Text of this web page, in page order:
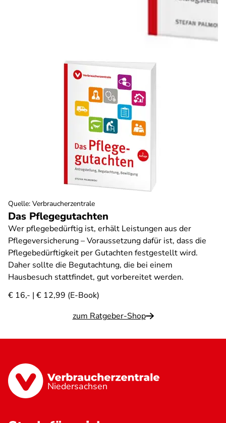
Das Pflegegutachten
Wer pflegebedürftig ist, erhält Leistungen aus der
Pflegeversicherung – Voraussetzung dafür ist, dass die
Pflegebedürftigkeit per Gutachten festgestellt wird.
Daher sollte die Begutachtung, die bei einem
Hausbesuch stattfindet, gut vorbereitet werden.
€ 16,- | € 12,99 (E-Book)
zum Ratgeber-Shop
Quelle: Verbraucherzentrale
Niedersachsen